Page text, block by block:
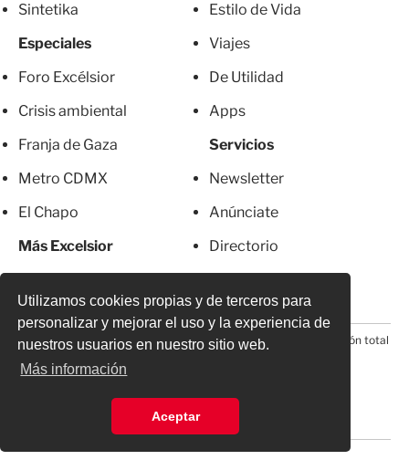
Utilizamos cookies propias y de terceros para
personalizar y mejorar el uso y la experiencia de
nuestros usuarios en nuestro sitio web.
Más información
Aceptar
Sintetika
Especiales
Foro Excélsior
Crisis ambiental
Franja de Gaza
Metro CDMX
El Chapo
Más Excelsior
Estilo de Vida
Viajes
De Utilidad
Apps
Servicios
Newsletter
Anúnciate
Directorio
© 2026 Todos los derechos reservados. Prohibida la reproducción total
o parcial, incluyendo cualquier medio electrónico*